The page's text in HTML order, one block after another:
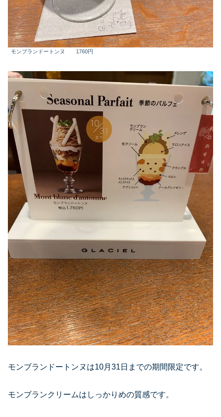
モンブランドートンヌ 1760円
モンブランドートンヌは10月31日までの期間限定です。
モンブランクリームはしっかりめの質感です。